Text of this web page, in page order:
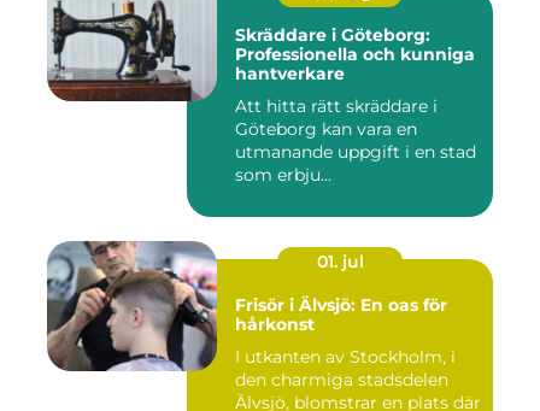
Skräddare i Göteborg:
Professionella och kunniga
hantverkare
Att hitta rätt skräddare i
Göteborg kan vara en
utmanande uppgift i en stad
som erbju...
01. jul
Frisör i Älvsjö: En oas för
hårkonst
I utkanten av Stockholm, i
den charmiga stadsdelen
Älvsjö, blomstrar en plats där